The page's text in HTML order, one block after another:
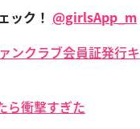
ック！ @girlsApp_m
ンクラブ会員証発行キ
ら衝撃すぎた